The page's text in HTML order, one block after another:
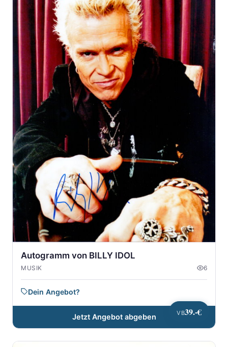
VB39.-€
Autogramm von BILLY IDOL
MUSIK 6
Dein Angebot?
Jetzt Angebot abgeben